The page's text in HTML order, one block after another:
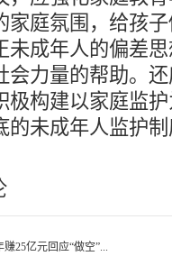
家庭氛围，给孩
未成年人的偏差
会力量的帮助。
极构建以家庭监
的未成年人监护
25亿元回应“做空”...